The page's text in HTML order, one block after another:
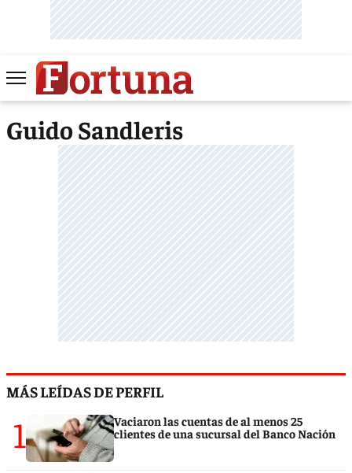
Guido Sandleris
MÁS LEÍDAS DE PERFIL
1
Vaciaron las cuentas de al menos 25
clientes de una sucursal del Banco Nación